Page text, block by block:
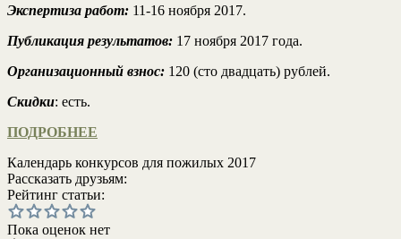
Экспертиза работ: 11-16 ноября 2017.
Публикация результатов: 17 ноября 2017 года.
Организационный взнос: 120 (сто двадцать) рублей.
Скидки: есть.
ПОДРОБНЕЕ
Календарь конкурсов для пожилых 2017
Рассказать друзьям:
Рейтинг статьи:
Пока оценок нет